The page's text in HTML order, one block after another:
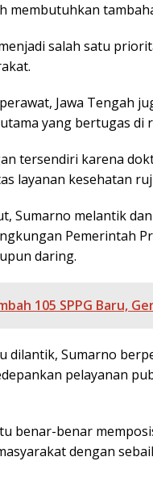
membutuhkan
salah satu
Jawa Tengah
yang bertugas di
tersendiri karena
layanan kesehatan
Sumarno melantik
Pemerintah
daring.
105 SPPG Baru,
dilantik, Sumarno
pelayanan
benar-benar
dengan